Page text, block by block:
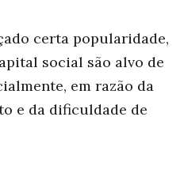
certa popularidade,
social são alvo de
em razão da
e da dificuldade de